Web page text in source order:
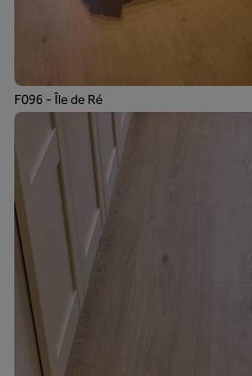
F096 - Île de Ré